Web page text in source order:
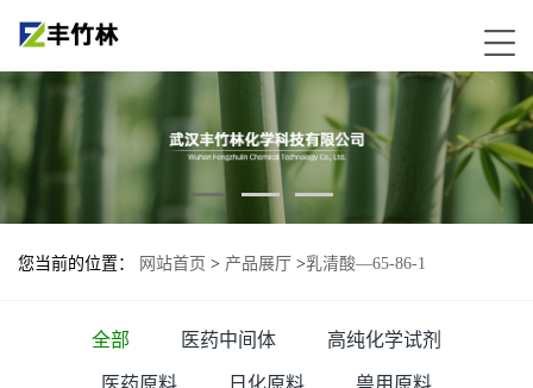
您当前的位置： 网站首页 > 产品展厅 >乳清酸—65-86-1
全部 医药中间体 高纯化学试剂